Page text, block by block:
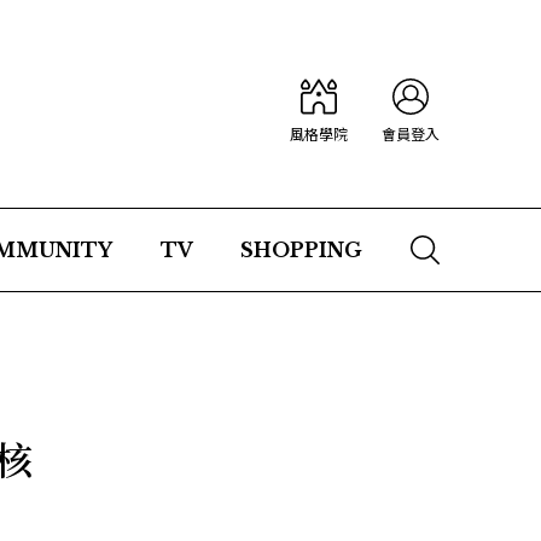
風格學院 會員登入
TV SHOPPING